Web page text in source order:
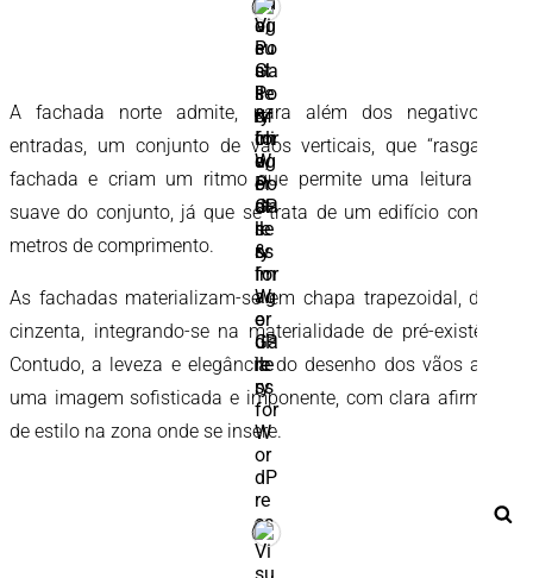
A fachada norte admite, para além dos negativos de
entradas, um conjunto de vãos verticais, que “rasgam” a
fachada e criam um ritmo que permite uma leitura mais
suave do conjunto, já que se trata de um edifício com 140
metros de comprimento.
As fachadas materializam-se em chapa trapezoidal, de cor
cinzenta, integrando-se na materialidade de pré-existência.
Contudo, a leveza e elegância do desenho dos vãos atribui
uma imagem sofisticada e imponente, com clara afirmação
de estilo na zona onde se insere.